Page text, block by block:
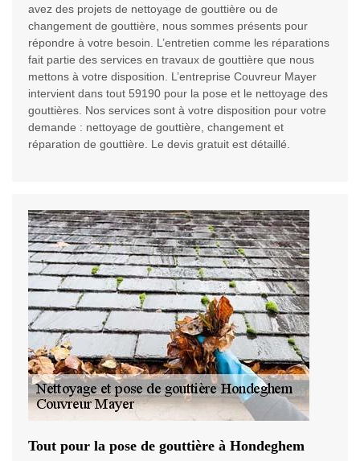
avez des projets de nettoyage de gouttière ou de
changement de gouttière, nous sommes présents pour
répondre à votre besoin. L’entretien comme les réparations
fait partie des services en travaux de gouttière que nous
mettons à votre disposition. L’entreprise Couvreur Mayer
intervient dans tout 59190 pour la pose et le nettoyage des
gouttières. Nos services sont à votre disposition pour votre
demande : nettoyage de gouttière, changement et
réparation de gouttière. Le devis gratuit est détaillé.
Tout pour la pose de gouttière à Hondeghem